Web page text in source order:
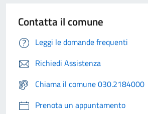
Contatta il comune
Leggi le domande frequenti
Richiedi Assistenza
Chiama il comune 030.2184000
Prenota un appuntamento